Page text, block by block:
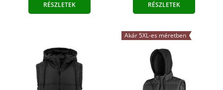
RÉSZLETEK RÉSZLETEK
Akár 5XL-es méretben